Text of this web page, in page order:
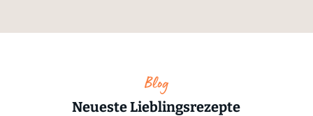
Blog
Neueste Lieblingsrezepte